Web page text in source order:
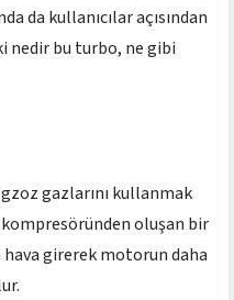
da kullanıcılar açısından
nedir bu turbo, ne gibi
gazlarını kullanmak
oluşan bir
girerek motorun daha